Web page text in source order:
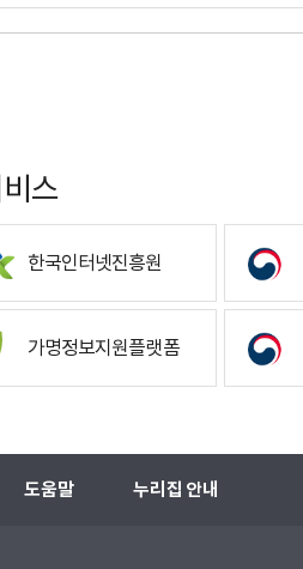
스
한국인터넷진흥원
가명정보지원플랫폼
도움말 누리집 안내